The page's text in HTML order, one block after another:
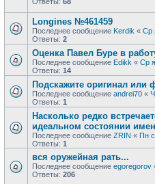
Longines №461459
Последнее сообщение Kerdik « Ср
Ответы: 2
Оценка Павел Буре в
Последнее сообщение Edikk « Ср
Ответы: 14
Подскажите оригинал или
Последнее сообщение andrei70 «
Ответы: 1
Насколько редко
идеальном состоянии
Последнее сообщение ZRIN « Пн
Ответы: 1
вся оружейная рать...
Последнее сообщение egoregorov
Ответы: 206